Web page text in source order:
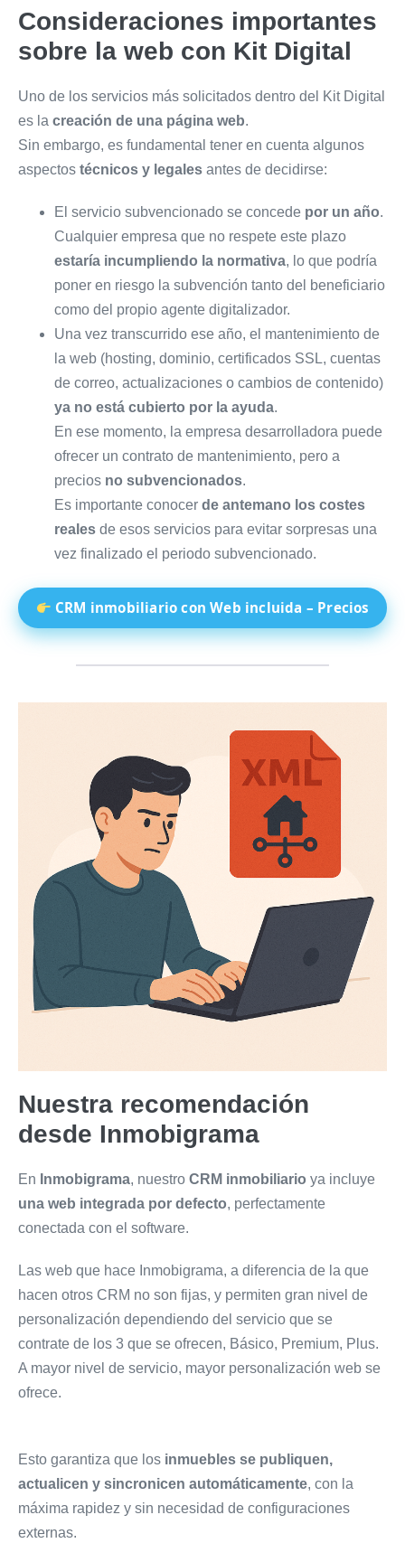
Consideraciones importantes
sobre la web con Kit Digital
Uno de los servicios más solicitados dentro del Kit Digital
es la creación de una página web.
Sin embargo, es fundamental tener en cuenta algunos
aspectos técnicos y legales antes de decidirse:
El servicio subvencionado se concede por un año.
Cualquier empresa que no respete este plazo
estaría incumpliendo la normativa, lo que podría
poner en riesgo la subvención tanto del beneficiario
como del propio agente digitalizador.
Una vez transcurrido ese año, el mantenimiento de
la web (hosting, dominio, certificados SSL, cuentas
de correo, actualizaciones o cambios de contenido)
ya no está cubierto por la ayuda.
En ese momento, la empresa desarrolladora puede
ofrecer un contrato de mantenimiento, pero a
precios no subvencionados.
Es importante conocer de antemano los costes
reales de esos servicios para evitar sorpresas una
vez finalizado el periodo subvencionado.
CRM inmobiliario con Web incluida – Precios
Nuestra recomendación
desde Inmobigrama
En Inmobigrama, nuestro CRM inmobiliario ya incluye
una web integrada por defecto, perfectamente
conectada con el software.
Las web que hace Inmobigrama, a diferencia de la que
hacen otros CRM no son fijas, y permiten gran nivel de
personalización dependiendo del servicio que se
contrate de los 3 que se ofrecen, Básico, Premium, Plus.
A mayor nivel de servicio, mayor personalización web se
ofrece.
Esto garantiza que los inmuebles se publiquen,
actualicen y sincronicen automáticamente, con la
máxima rapidez y sin necesidad de configuraciones
externas.